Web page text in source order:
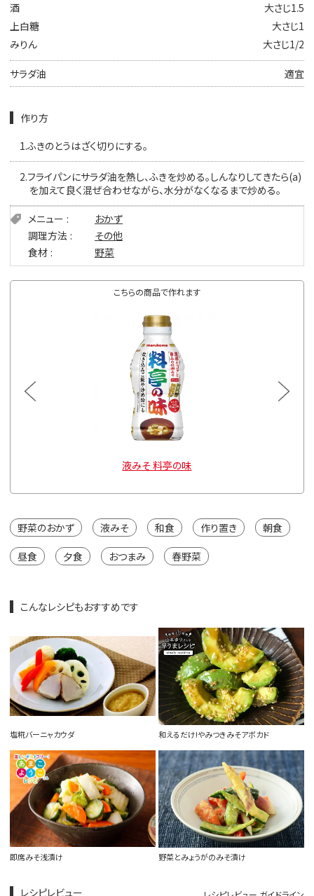
酒
大さじ1.5
上白糖
大さじ1
みりん
大さじ1/2
サラダ油 適宜
作り方
1.ふきのとうはざく切りにする。
2.フライパンにサラダ油を熱し、ふきを炒める。しんなりしてきたら(a)
を加えて良く混ぜ合わせながら、水分がなくなるまで炒める。
メニュー
おかず
調理方法
その他
食材
野菜
こちらの商品で作れます
液みそ 料亭の味
野菜のおかず 液みそ 和食 作り置き 朝食
昼食 夕食 おつまみ 春野菜
こんなレシピもおすすめです
塩糀バーニャカウダ 和えるだけ!やみつきみそアボカド
即席みそ浅漬け 野菜とみょうがのみそ漬け
レシピレビュー